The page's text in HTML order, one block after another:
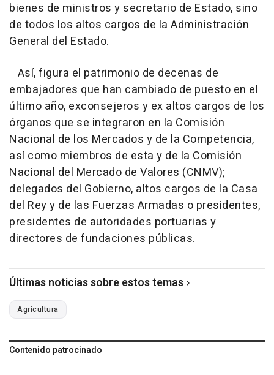
bienes de ministros y secretario de Estado, sino
de todos los altos cargos de la Administración
General del Estado.
Así, figura el patrimonio de decenas de
embajadores que han cambiado de puesto en el
último año, exconsejeros y ex altos cargos de los
órganos que se integraron en la Comisión
Nacional de los Mercados y de la Competencia,
así como miembros de esta y de la Comisión
Nacional del Mercado de Valores (CNMV);
delegados del Gobierno, altos cargos de la Casa
del Rey y de las Fuerzas Armadas o presidentes,
presidentes de autoridades portuarias y
directores de fundaciones públicas.
Últimas noticias sobre estos temas
Agricultura
Contenido patrocinado